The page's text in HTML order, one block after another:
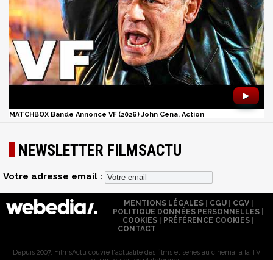
►
MATCHBOX Bande Annonce VF (2026) John Cena, Action
NEWSLETTER FILMSACTU
Votre adresse email :
MENTIONS LÉGALES| CGU| CGV|
POLITIQUE DONNÉES PERSONNELLES
COOKIES
PRÉFÉRENCE COOKIES
CONTACT
Depuis 2007, FilmsActu couvre l'actualité des films et séries au cinéma, à la TV